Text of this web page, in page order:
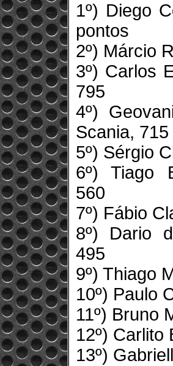
1º) Diego
pontos
2º) Márcio
3º) Carlos
795
4º)
Scania, 715
5º) Sérgio
6º) Tiago
560
7º) Fábio
8º) Dario
495
9º) Thiago
10º) Paulo
11º) Bruno
12º) Carlito
13º)